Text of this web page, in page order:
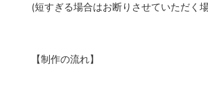
(短すぎる場合はお断りさせていただく
【制作の流れ】